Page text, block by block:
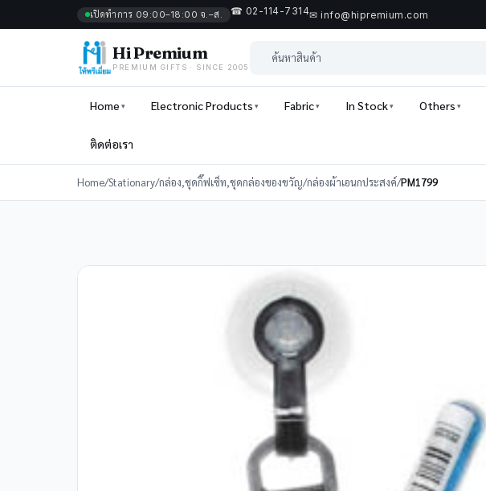
เปิดทำการ 09:00–18:00 จ.–ส. ☎ 02-114-7314✉ info@hipremium.com
Hi Premium
PREMIUM GIFTS · SINCE 2005
Home Electronic Products Fabric In Stock Others
ติดต่อเรา
Home/Stationary/กล่อง,ชุดกิ๊ฟเซ็ท,ชุดกล่องของขวัญ/กล่องผ้าเอนกประสงค์/PM1799